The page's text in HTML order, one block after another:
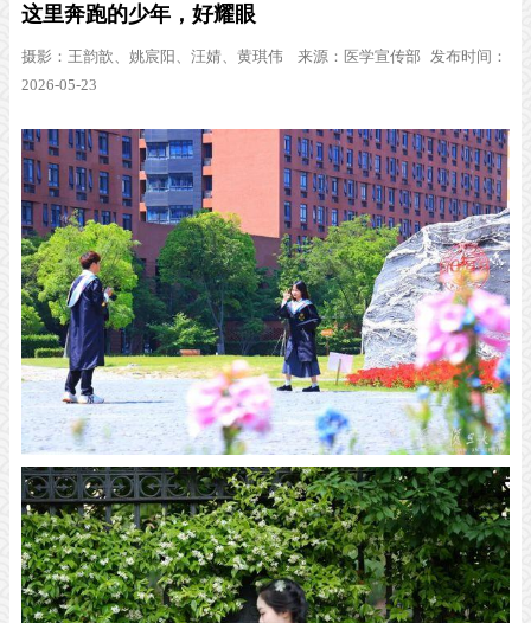
这里奔跑的少年，好耀眼
摄影： 王韵歆、姚宸阳、汪婧、黄琪伟 来源：医学宣传部 发布时间：
2026-05-23